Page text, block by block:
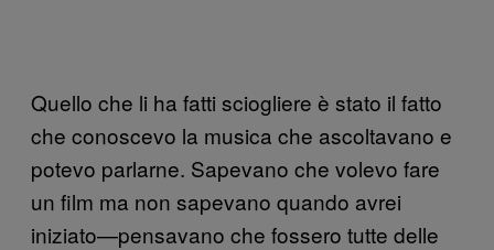
Quello che li ha fatti sciogliere è stato il fatto
che conoscevo la musica che ascoltavano e
potevo parlarne. Sapevano che volevo fare
un film ma non sapevano quando avrei
iniziato—pensavano che fossero tutte delle